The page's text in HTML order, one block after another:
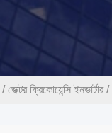
/ ভেক্টর ফ্রিকোয়েন্সি ইনভার্টার /